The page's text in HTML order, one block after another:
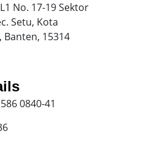
No. 17-19 Sektor
Setu, Kota
Banten, 15314
0840-41